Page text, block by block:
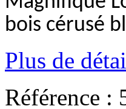
bois cérusé
Plus de
Référence :